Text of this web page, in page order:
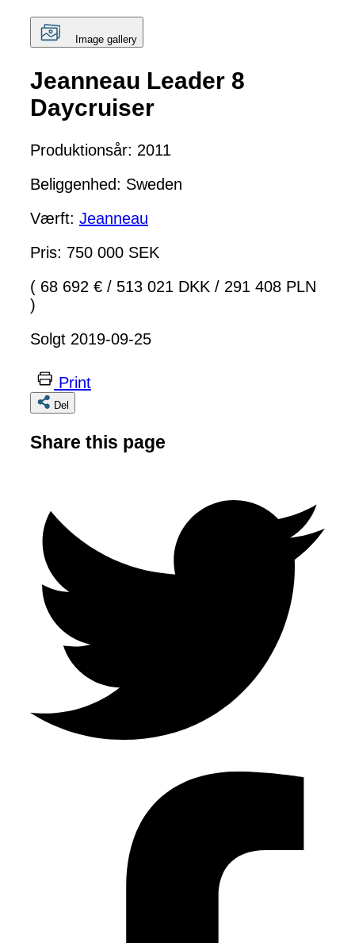
Image gallery
Jeanneau Leader 8
Daycruiser
Produktionsår: 2011
Beliggenhed: Sweden
Værft: Jeanneau
Pris: 750 000 SEK
( 68 692 € / 513 021 DKK / 291 408 PLN
)
Solgt 2019-09-25
Print
Del
Share this page